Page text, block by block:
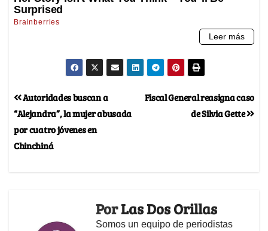
Fiscal General reasigna caso
de Silvia Gette
Autoridades buscan a
“Alejandra”, la mujer abusada
por cuatro jóvenes en
Chinchiná
PorLas Dos Orillas
Somos un equipo de periodistas